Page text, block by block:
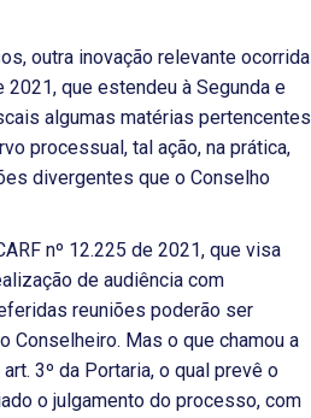
outra inovação relevante ocorrida
que estendeu à Segunda e
algumas matérias pertencentes
processual, tal ação, na prática,
divergentes que o Conselho
nº 12.225 de 2021, que visa
de audiência com
reuniões poderão ser
Conselheiro. Mas o que chamou a
3º da Portaria, o qual prevê o
o julgamento do processo, com